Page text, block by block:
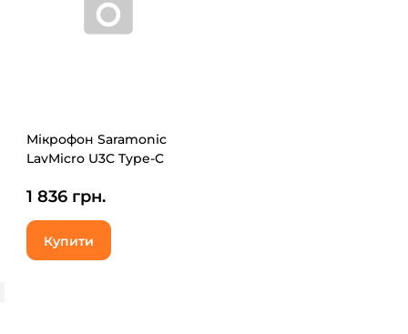
Мікрофон Saramonic
LavMicro U3C Type-C
1 836 грн.
Купити